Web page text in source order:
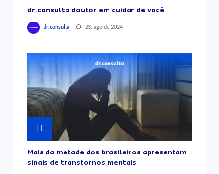
dr.consulta doutor em cuidar de você
dr.consulta 23, ago de 2024
Mais da metade dos brasileiros apresentam
sinais de transtornos mentais